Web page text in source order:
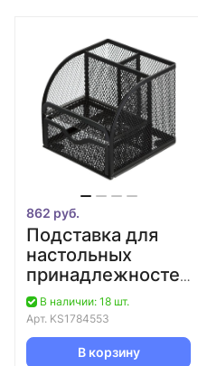
862 руб.
Подставка для
настольных
принадлежностей
4 отделения
металлическая
черная M&G/12
В наличии: 18 шт.
Арт. KS1784553
В корзину